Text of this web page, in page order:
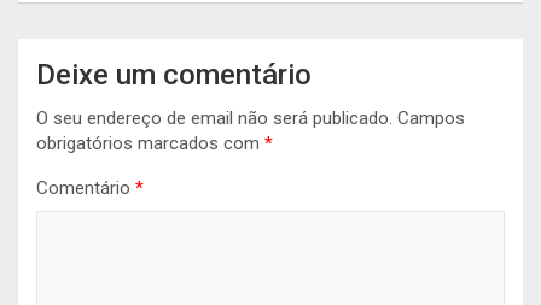
Deixe um comentário
O seu endereço de email não será publicado. Campos
obrigatórios marcados com *
Comentário *